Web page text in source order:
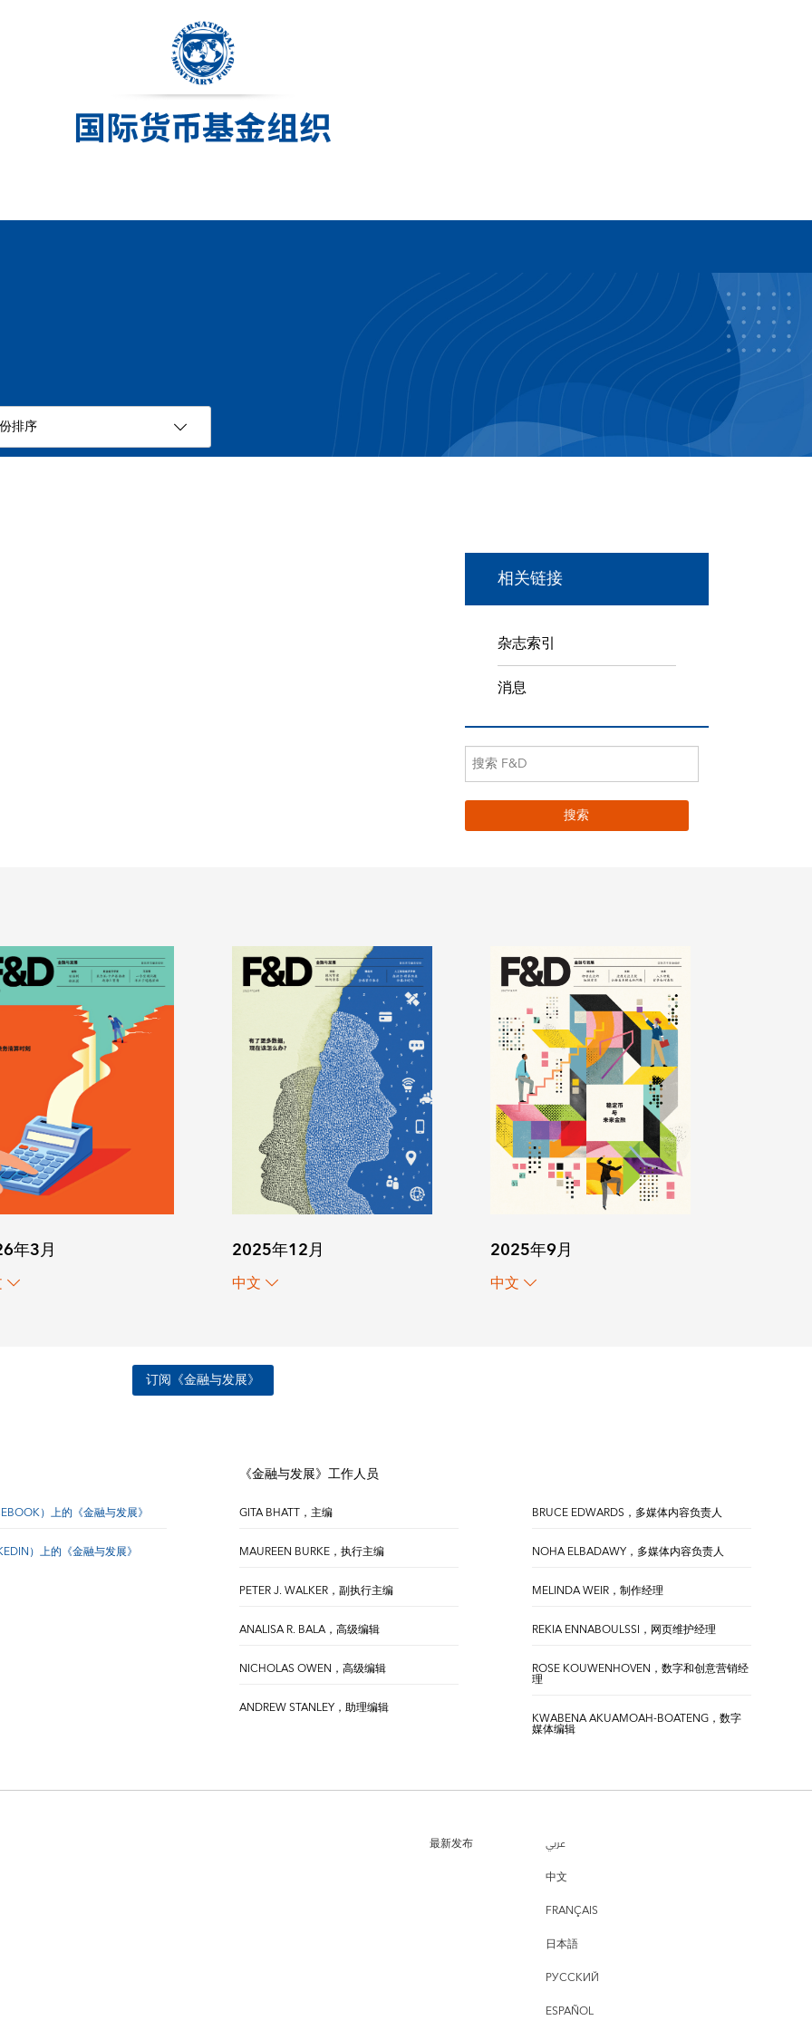
相关链接
杂志索引
消息
年3月 2025年12月
中文
2025年9月
中文
订阅《金融与发展》
）上的《金融与发展》
）上的《金融与发展》
《金融与发展》工作人员
GITA BHATT，主编
MAUREEN BURKE，执行主编
PETER J. WALKER，副执行主编
ANALISA R. BALA，高级编辑
NICHOLAS OWEN，高级编辑
ANDREW STANLEY，助理编辑
BRUCE EDWARDS，多媒体内容负责人
NOHA ELBADAWY，多媒体内容负责人
MELINDA WEIR，制作经理
REKIA ENNABOULSSI，网页维护经理
ROSE KOUWENHOVEN，数字和创意营销经
理
KWABENA AKUAMOAH-BOATENG，数字
媒体编辑
最新发布
عربي
中文
FRANÇAIS
日本語
РУССКИЙ
ESPAÑOL